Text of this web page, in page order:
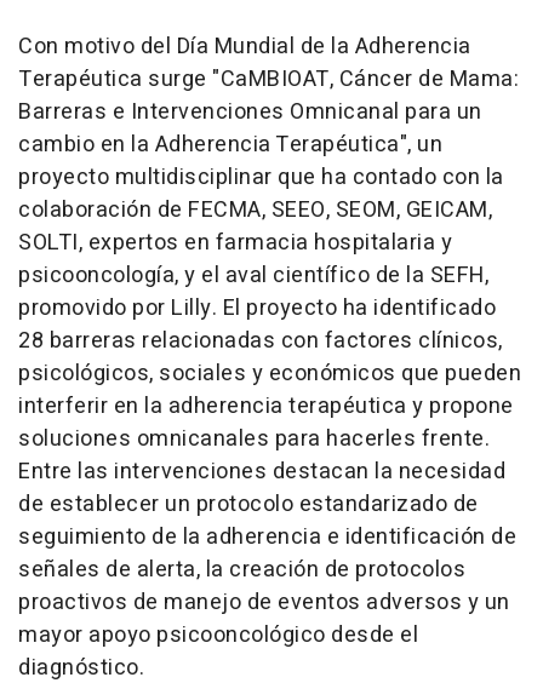
Con motivo del Día Mundial de la Adherencia
Terapéutica surge "CaMBIOAT, Cáncer de Mama:
Barreras e Intervenciones Omnicanal para un
cambio en la Adherencia Terapéutica", un
proyecto multidisciplinar que ha contado con la
colaboración de FECMA, SEEO, SEOM, GEICAM,
SOLTI, expertos en farmacia hospitalaria y
psicooncología, y el aval científico de la SEFH,
promovido por Lilly. El proyecto ha identificado
28 barreras relacionadas con factores clínicos,
psicológicos, sociales y económicos que pueden
interferir en la adherencia terapéutica y propone
soluciones omnicanales para hacerles frente.
Entre las intervenciones destacan la necesidad
de establecer un protocolo estandarizado de
seguimiento de la adherencia e identificación de
señales de alerta, la creación de protocolos
proactivos de manejo de eventos adversos y un
mayor apoyo psicooncológico desde el
diagnóstico.